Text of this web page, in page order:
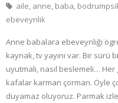
aile, anne, baba,
ebeveynlik
Anne babalara ebeveynliği
kaynak, tv yayını var. Bir sürü
uyutmalı, nasıl beslemeli…
kafalar karman çorman. Öyle
duyamaz oluyoruz. Parmak